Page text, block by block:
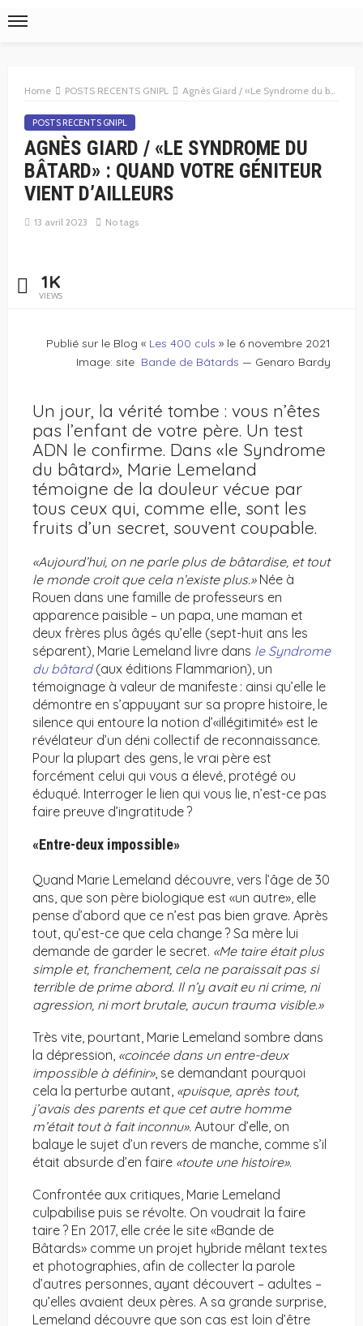
Home POSTS RECENTS GNIPL Agnès Giard / «Le Syndrome du bâtard» : quand votre géniteur vient d’ailleurs
POSTS RECENTS GNIPL
AGNÈS GIARD / «LE SYNDROME DU
BÂTARD» : QUAND VOTRE GÉNITEUR
VIENT D’AILLEURS
13 avril 2023 No tags
1K
VIEWS
Publié sur le Blog « Les 400 culs » le 6 novembre 2021
Image: site Bande de Bâtards — Genaro Bardy
Un jour, la vérité tombe : vous n’êtes
pas l’enfant de votre père. Un test
ADN le confirme. Dans «le Syndrome
du bâtard», Marie Lemeland
témoigne de la douleur vécue par
tous ceux qui, comme elle, sont les
fruits d’un secret, souvent coupable.
«Aujourd’hui, on ne parle plus de bâtardise, et tout
le monde croit que cela n’existe plus.» Née à
Rouen dans une famille de professeurs en
apparence paisible – un papa, une maman et
deux frères plus âgés qu’elle (sept-huit ans les
séparent), Marie Lemeland livre dans le Syndrome
du bâtard (aux éditions Flammarion), un
témoignage à valeur de manifeste : ainsi qu’elle le
démontre en s’appuyant sur sa propre histoire, le
silence qui entoure la notion d’«illégitimité» est le
révélateur d’un déni collectif de reconnaissance.
Pour la plupart des gens, le vrai père est
forcément celui qui vous a élevé, protégé ou
éduqué. Interroger le lien qui vous lie, n’est-ce pas
faire preuve d’ingratitude ?
«Entre-deux impossible»
Quand Marie Lemeland découvre, vers l’âge de 30
ans, que son père biologique est «un autre», elle
pense d’abord que ce n’est pas bien grave. Après
tout, qu’est-ce que cela change ? Sa mère lui
demande de garder le secret. «Me taire était plus
simple et, franchement, cela ne paraissait pas si
terrible de prime abord. Il n’y avait eu ni crime, ni
agression, ni mort brutale, aucun trauma visible.»
Très vite, pourtant, Marie Lemeland sombre dans
la dépression, «coincée dans un entre-deux
impossible à définir», se demandant pourquoi
cela la perturbe autant, «puisque, après tout,
j’avais des parents et que cet autre homme
m’était tout à fait inconnu». Autour d’elle, on
balaye le sujet d’un revers de manche, comme s’il
était absurde d’en faire «toute une histoire».
Confrontée aux critiques, Marie Lemeland
culpabilise puis se révolte. On voudrait la faire
taire ? En 2017, elle crée le site «Bande de
Bâtards» comme un projet hybride mêlant textes
et photographies, afin de collecter la parole
d’autres personnes, ayant découvert – adultes –
qu’elles avaient deux pères. A sa grande surprise,
Lemeland découvre que son cas est loin d’être